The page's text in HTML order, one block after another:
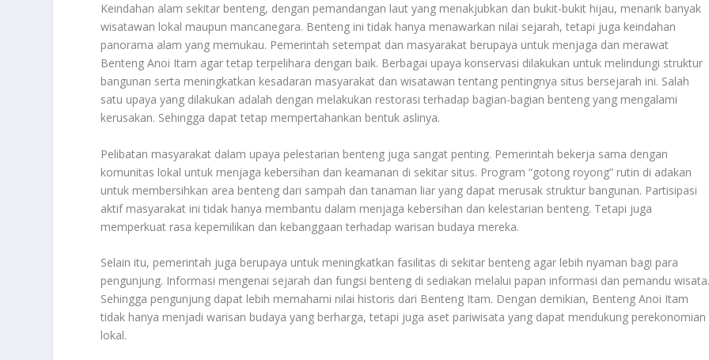
Keindahan alam sekitar benteng, dengan pemandangan laut yang menakjubkan dan bukit-bukit hijau, menarik banyak
wisatawan lokal maupun mancanegara. Benteng ini tidak hanya menawarkan nilai sejarah, tetapi juga keindahan
panorama alam yang memukau. Pemerintah setempat dan masyarakat berupaya untuk menjaga dan merawat
Benteng Anoi Itam agar tetap terpelihara dengan baik. Berbagai upaya konservasi dilakukan untuk melindungi struktur
bangunan serta meningkatkan kesadaran masyarakat dan wisatawan tentang pentingnya situs bersejarah ini. Salah
satu upaya yang dilakukan adalah dengan melakukan restorasi terhadap bagian-bagian benteng yang mengalami
kerusakan. Sehingga dapat tetap mempertahankan bentuk aslinya.
Pelibatan masyarakat dalam upaya pelestarian benteng juga sangat penting. Pemerintah bekerja sama dengan
komunitas lokal untuk menjaga kebersihan dan keamanan di sekitar situs. Program “gotong royong” rutin di adakan
untuk membersihkan area benteng dari sampah dan tanaman liar yang dapat merusak struktur bangunan. Partisipasi
aktif masyarakat ini tidak hanya membantu dalam menjaga kebersihan dan kelestarian benteng. Tetapi juga
memperkuat rasa kepemilikan dan kebanggaan terhadap warisan budaya mereka.
Selain itu, pemerintah juga berupaya untuk meningkatkan fasilitas di sekitar benteng agar lebih nyaman bagi para
pengunjung. Informasi mengenai sejarah dan fungsi benteng di sediakan melalui papan informasi dan pemandu
Sehingga pengunjung dapat lebih memahami nilai historis dari Benteng Itam. Dengan demikian, Benteng Anoi Itam
tidak hanya menjadi warisan budaya yang berharga, tetapi juga aset pariwisata yang dapat mendukung perekonomian
lokal.